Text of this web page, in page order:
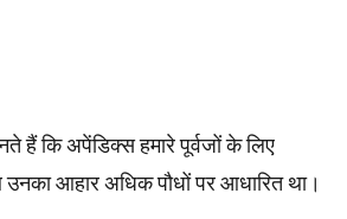
हैं कि अपेंडिक्स हमारे पूर्वजों के लिए
उनका आहार अधिक पौधों पर आधारित था।